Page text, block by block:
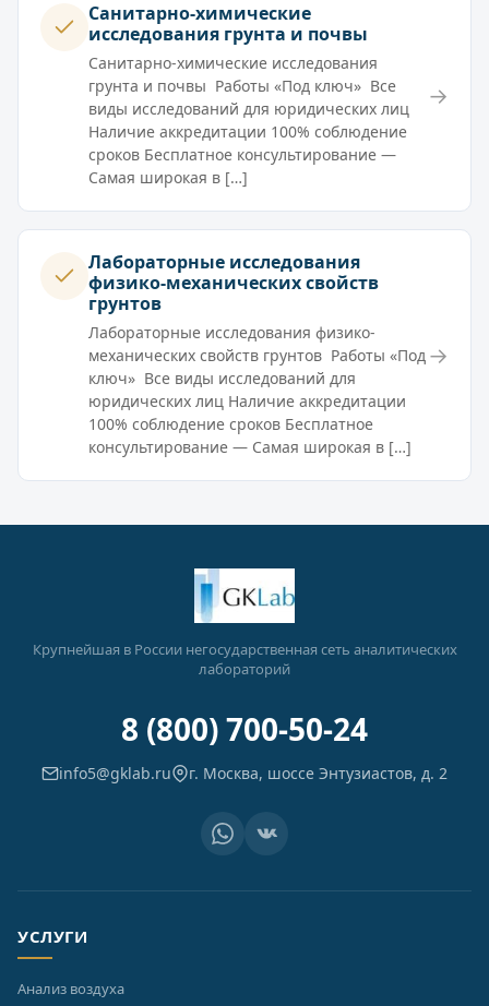
Санитарно-химические
исследования грунта и почвы
Санитарно-химические исследования
грунта и почвы Работы «Под ключ» Все
виды исследований для юридических лиц
Наличие аккредитации 100% соблюдение
сроков Бесплатное консультирование —
Самая широкая в […]
→
Лабораторные исследования
физико-механических свойств
грунтов
Лабораторные исследования физико-
механических свойств грунтов Работы «Под
ключ» Все виды исследований для
юридических лиц Наличие аккредитации
100% соблюдение сроков Бесплатное
консультирование — Самая широкая в […]
→
Крупнейшая в России негосударственная сеть аналитических
лабораторий
8 (800) 700-50-24
info5@gklab.ru г. Москва, шоссе Энтузиастов, д. 2
УСЛУГИ
Анализ воздуха